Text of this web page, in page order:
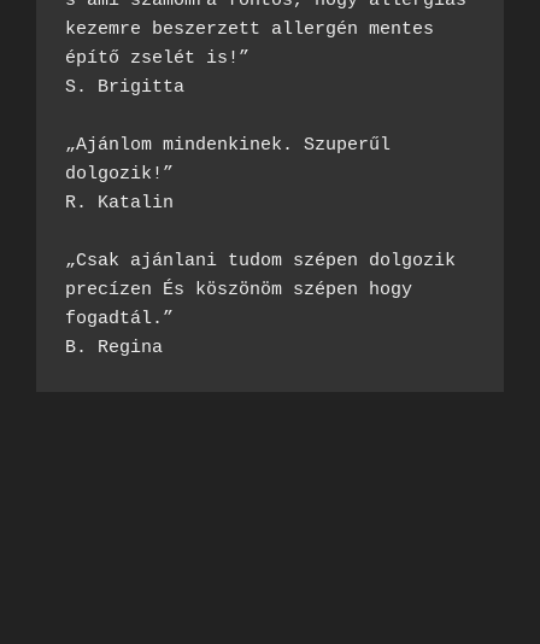
kezemre beszerzett allergén mentes
építő zselét is!”
S. Brigitta
„Ajánlom mindenkinek. Szuperűl
dolgozik!”
R. Katalin
„Csak ajánlani tudom szépen dolgozik
precízen És köszönöm szépen hogy
fogadtál.”